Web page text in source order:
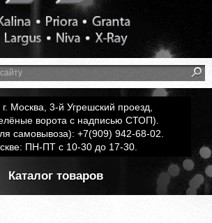
Москва, 3-й Угрешский проезд,
ворота с надписью СТОП).
самовывоза): +7(909) 942-68-02.
ПН-ПТ с 10-30 до 17-30.
Каталог товаров